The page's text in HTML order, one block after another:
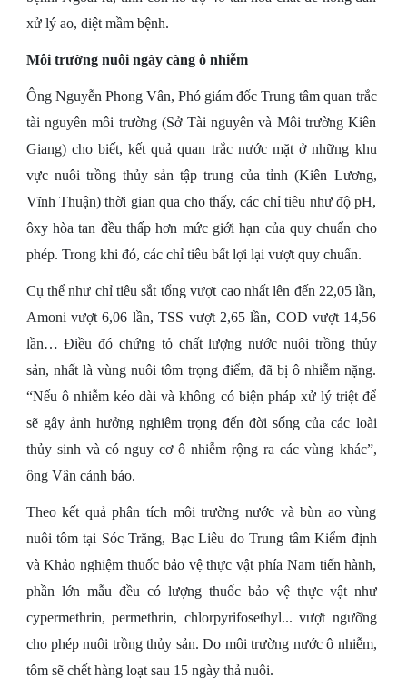
xử lý ao, diệt mầm bệnh.
Môi trường nuôi ngày càng ô nhiễm
Ông Nguyễn Phong Vân, Phó giám đốc Trung tâm quan trắc
tài nguyên môi trường (Sở Tài nguyên và Môi trường Kiên
Giang) cho biết, kết quả quan trắc nước mặt ở những khu
vực nuôi trồng thủy sản tập trung của tỉnh (Kiên Lương,
Vĩnh Thuận) thời gian qua cho thấy, các chỉ tiêu như độ pH,
ôxy hòa tan đều thấp hơn mức giới hạn của quy chuẩn cho
phép. Trong khi đó, các chỉ tiêu bất lợi lại vượt quy chuẩn.
Cụ thể như chỉ tiêu sắt tổng vượt cao nhất lên đến 22,05 lần,
Amoni vượt 6,06 lần, TSS vượt 2,65 lần, COD vượt 14,56
lần… Điều đó chứng tỏ chất lượng nước nuôi trồng thủy
sản, nhất là vùng nuôi tôm trọng điểm, đã bị ô nhiễm nặng.
“Nếu ô nhiễm kéo dài và không có biện pháp xử lý triệt để
sẽ gây ảnh hưởng nghiêm trọng đến đời sống của các loài
thủy sinh và có nguy cơ ô nhiễm rộng ra các vùng khác”,
ông Vân cảnh báo.
Theo kết quả phân tích môi trường nước và bùn ao vùng
nuôi tôm tại Sóc Trăng, Bạc Liêu do Trung tâm Kiểm định
và Khảo nghiệm thuốc bảo vệ thực vật phía Nam tiến hành,
phần lớn mẫu đều có lượng thuốc bảo vệ thực vật như
cypermethrin, permethrin, chlorpyrifosethyl... vượt ngưỡng
cho phép nuôi trồng thủy sản. Do môi trường nước ô nhiễm,
tôm sẽ chết hàng loạt sau 15 ngày thả nuôi.